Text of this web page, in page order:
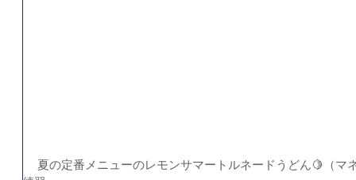
夏の定番メニューのレモンサマートルネードうどん🍋（マ